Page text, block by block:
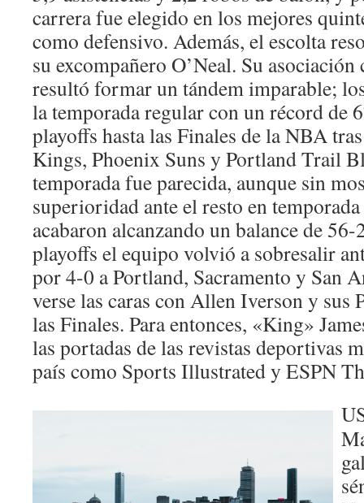
carrera fue elegido en los mejores
como defensivo. Además, el escolta
su excompañero O’Neal. Su
resultó formar un tándem imparable;
la temporada regular con un récord de
playoffs hasta las Finales de la NBA
Kings, Phoenix Suns y Portland Trail
temporada fue parecida, aunque sin
superioridad ante el resto en
acabaron alcanzando un balance de
playoffs el equipo volvió a sobresalir
por 4-0 a Portland, Sacramento y San
verse las caras con Allen Iverson y sus
las Finales. Para entonces, «King»
las portadas de las revistas deportivas
país como Sports Illustrated y ESPN